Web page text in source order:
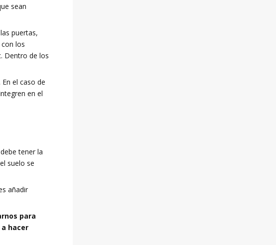
sean
puertas,
los
Dentro de los
el caso de
en el
tener la
suelo se
añadir
para
hacer